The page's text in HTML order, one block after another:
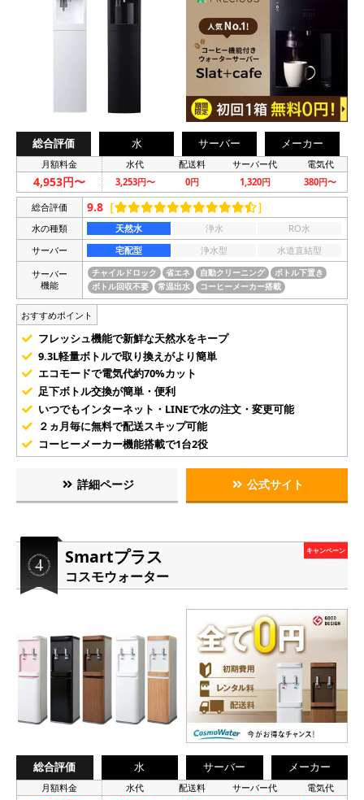
総合評価 水 サーバー メーカー
月額料金 水代 配送料 サーバー代 電気代
4,953円〜 3,253円〜 0円 1,320円 380円〜
総合評価 9.8 ［ ］
水の種類 天然水 浄水
RO水
サーバー
宅配型 浄水型
水道直結型
サーバー
機能
チャイルドロック 省エネ 自動クリーニング
ボトル下置き
ボトル回収不要
常温出水 コーヒーメーカー搭載
おすすめポイント
フレッシュ機能で新鮮な天然水をキープ
9.3L軽量ボトルで取り換えがより簡単
エコモードで電気代約70%カット
足下ボトル交換が簡単・便利
いつでもインターネット・LINEで水の注文・変更可能
２ヵ月毎に無料で配送スキップ可能
コーヒーメーカー機能搭載で1台2役
詳細ページ 公式サイト
Smartプラス
コスモウォーター
キャンペーン
総合評価 水 サーバー メーカー
月額料金 水代 配送料 サーバー代 電気代